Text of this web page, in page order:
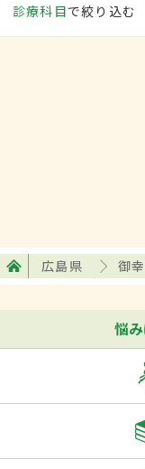
診療科目で絞り込む
広島県 御
悩